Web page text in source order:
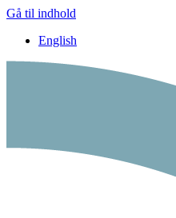
Gå til indhold
English